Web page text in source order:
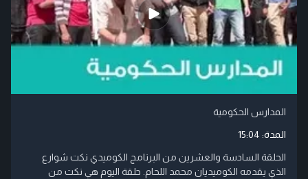
المدارس الحكومية
المدة: 15:04
الحلقة السادسة والعشرين من البرنامج الكوميدي نكت شوارع
الذي يقدمه الكوميديان محمد اللحام. حلقة اليوم هي نكت من